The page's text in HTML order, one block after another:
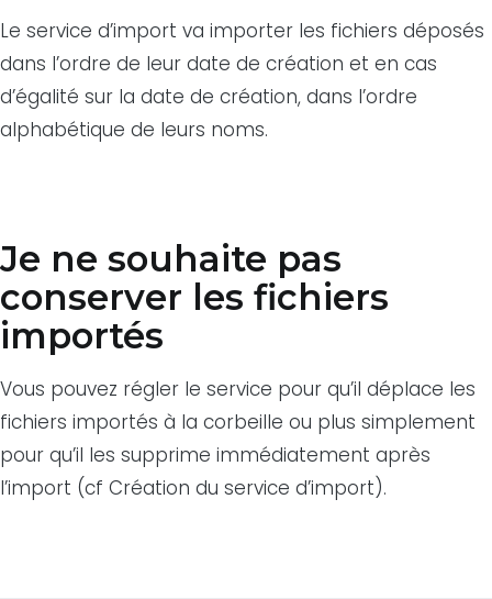
Le service d’import va importer les fichiers déposés
dans l’ordre de leur date de création et en cas
d’égalité sur la date de création, dans l’ordre
alphabétique de leurs noms.
Je ne souhaite pas
conserver les fichiers
importés
Vous pouvez régler le service pour qu’il déplace les
fichiers importés à la corbeille ou plus simplement
pour qu’il les supprime immédiatement après
l’import (cf Création du service d’import).